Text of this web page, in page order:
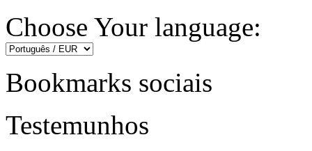
Choose Your language:
Bookmarks sociais
Testemunhos